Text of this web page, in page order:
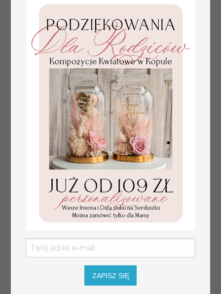
plan stołów
weselnych
usadzenie gości na
weselu, tablica
gości weselnych,
plan stołów na
weselu ze zdjęciem
Pary Młodej, plan
usadzenia gości
weselnych
Promocja:
100 PLN/125.00 PLN
ZAPISZ SIĘ